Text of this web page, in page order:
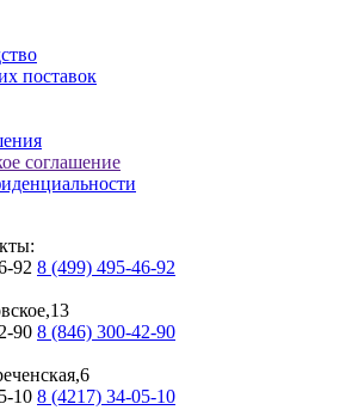
поставок
соглашение
8 (499) 495-46-92
8 (846) 300-42-90
8 (4217) 34-05-10